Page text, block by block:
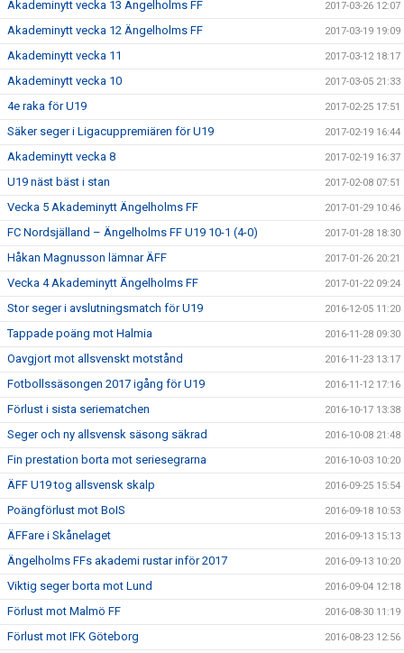
Akademinytt vecka 13 Ängelholms FF 2017-03-26 12:07
Akademinytt vecka 12 Ängelholms FF 2017-03-19 19:09
Akademinytt vecka 11 2017-03-12 18:17
Akademinytt vecka 10 2017-03-05 21:33
4e raka för U19 2017-02-25 17:51
Säker seger i Ligacuppremiären för U19 2017-02-19 16:44
Akademinytt vecka 8 2017-02-19 16:37
U19 näst bäst i stan 2017-02-08 07:51
Vecka 5 Akademinytt Ängelholms FF 2017-01-29 10:46
FC Nordsjälland – Ängelholms FF U19 10-1 (4-0) 2017-01-28 18:30
Håkan Magnusson lämnar ÄFF 2017-01-26 20:21
Vecka 4 Akademinytt Ängelholms FF 2017-01-22 09:24
Stor seger i avslutningsmatch för U19 2016-12-05 11:20
Tappade poäng mot Halmia 2016-11-28 09:30
Oavgjort mot allsvenskt motstånd 2016-11-23 13:17
Fotbollssäsongen 2017 igång för U19 2016-11-12 17:16
Förlust i sista seriematchen 2016-10-17 13:38
Seger och ny allsvensk säsong säkrad 2016-10-08 21:48
Fin prestation borta mot seriesegrarna 2016-10-03 10:20
ÄFF U19 tog allsvensk skalp 2016-09-25 15:54
Poängförlust mot BoIS 2016-09-18 10:53
ÄFFare i Skånelaget 2016-09-13 15:13
Ängelholms FFs akademi rustar inför 2017 2016-09-13 10:20
Viktig seger borta mot Lund 2016-09-04 12:18
Förlust mot Malmö FF 2016-08-30 11:19
Förlust mot IFK Göteborg 2016-08-23 12:56